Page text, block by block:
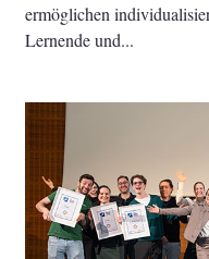
ermöglichen
Lernende und